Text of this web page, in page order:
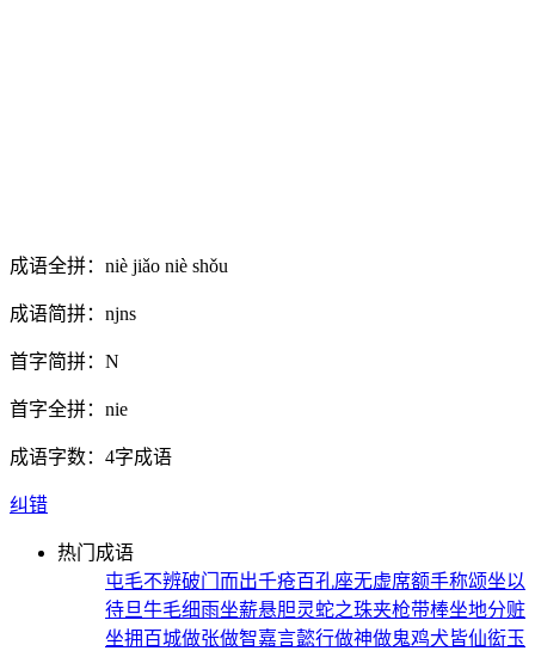
成语全拼： niè jiǎo niè shǒu
成语简拼： njns
首字简拼： N
首字全拼： nie
成语字数： 4字成语
纠错
热门成语
屯毛不辨破门而出千疮百孔座无虚席额手称颂坐以
待旦牛毛细雨坐薪悬胆灵蛇之珠夹枪带棒坐地分赃
坐拥百城做张做智嘉言懿行做神做鬼鸡犬皆仙衒玉